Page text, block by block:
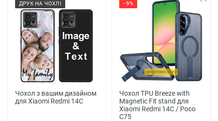
ДРУК НА ЧОХЛІ
Чохол з вашим дизайном
для Xiaomi Redmi 14C
- 9%
Чохол TPU Breeze with
Magnetic Fit stand для
Xiaomi Redmi 14C / Poco
C75